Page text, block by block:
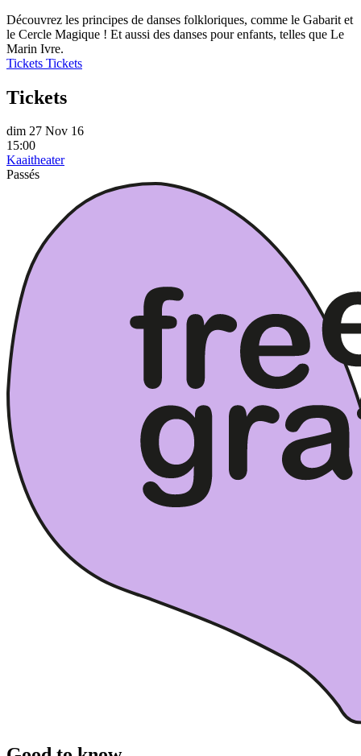
Découvrez les principes de danses folkloriques, comme le Gabarit et
le Cercle Magique ! Et aussi des danses pour enfants, telles que Le
Marin Ivre.
Tickets Tickets
Tickets
dim 27 Nov 16
15:00
Kaaitheater
Passés